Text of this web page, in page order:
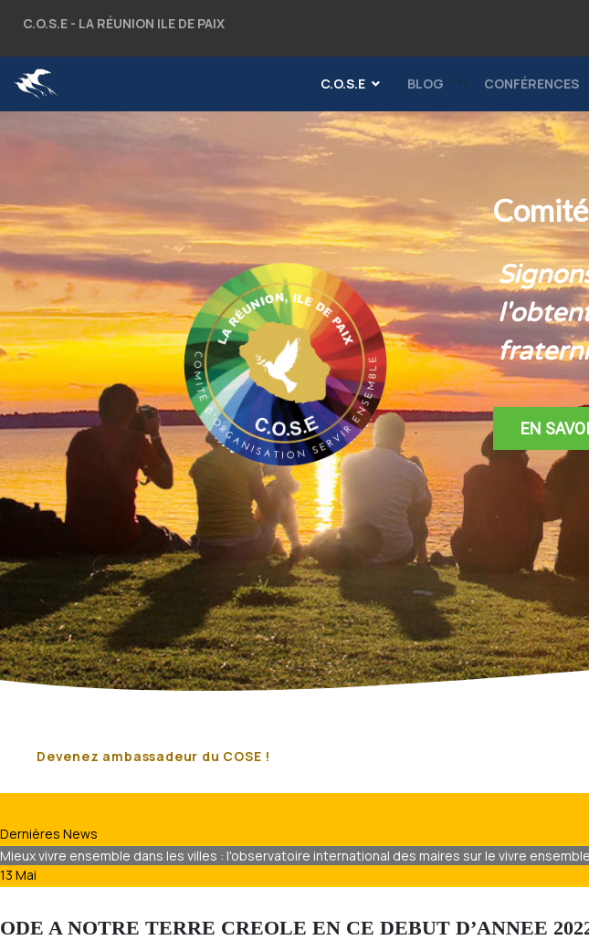
C.O.S.E - LA RÉUNION ILE DE PAIX
C.O.S.E BLOG "> CONFÉRENCES
EN
Devenez ambassadeur du COSE !
Dernières News
Mieux vivre ensemble dans les villes : l'observatoire international des maires sur le vivre ensemble
13 Mai
ODE A NOTRE TERRE CREOLE EN CE DEBUT D’ANNEE